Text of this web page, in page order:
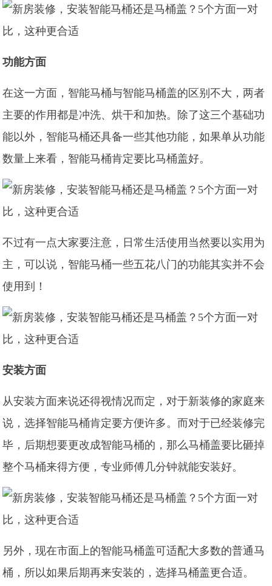
功能方面
在这一方面，智能马桶与智能马桶盖的区别不大，两者
主要的作用都是冲洗、烘干和加热。除了这三个基础功
能以外，智能马桶还具备一些其他功能，如果单从功能
数量上来看，智能马桶肯定要比马桶盖好。
不过有一点大家要注意，日常生活使用当然要以实用为
主，可以说，智能马桶一些五花八门的功能其实并不会
使用到！
安装方面
从安装方面来说还得视情况而定，对于新装修的家庭来
说，选择智能马桶肯定要方便许多。而对于已经装修完
毕，后期想要更改成智能马桶的，那么马桶盖要比砸掉
整个马桶来得方便，专业师傅几分钟就能安装好。
另外，现在市面上的智能马桶盖可适配大多数的普通马
桶，所以如果后期再来安装的，选择马桶盖更合适。